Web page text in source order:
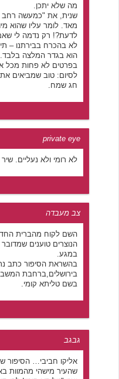
מה שלא יתכן.
שנית, את "כמעשה רחב
מאד. לומר עליו שהוא
לדעת?! רק נדמה לי
לא בהכרח בבירתנו –
הוא בגדר המלצה
בפרטים לא פחות מכל
לסיום: טוב שמביאים
חג שמח.
private eye
לא רומי ולא נעליים.
צב מעבדה
השם לקוח מהברית
הנוצרים טוענים
במגע.
בהשראת הסיפור כתב
בירושלים,ברחבת
בשם טליתא קומי.
גבגב
אליקו חביבי… הסיפור
שהעיר מישהי מהמוות